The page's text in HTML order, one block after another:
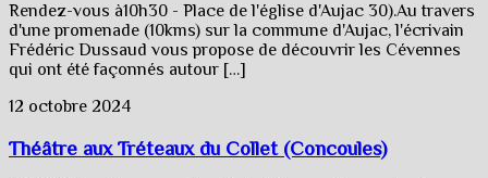
Rendez-vous à10h30 - Place de l'église d'Aujac 30).Au travers
d'une promenade (10kms) sur la commune d'Aujac, l'écrivain
Frédéric Dussaud vous propose de découvrir les Cévennes
qui ont été façonnés autour […]
12 octobre 2024
Théâtre aux Tréteaux du Collet (Concoules)